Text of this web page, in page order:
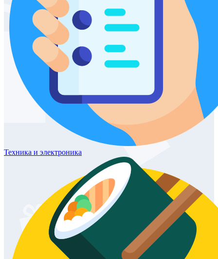
Техника и электроника